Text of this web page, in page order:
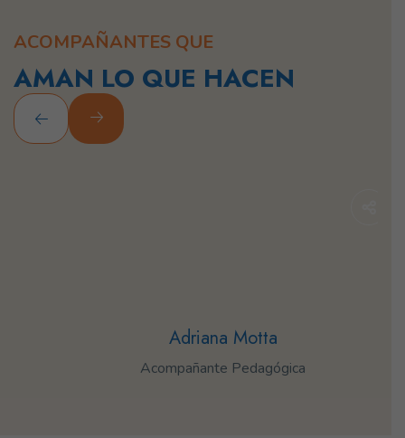
ACOMPAÑANTES QUE
AMAN LO QUE HACEN
Adriana Motta
Acompañante Pedagógica